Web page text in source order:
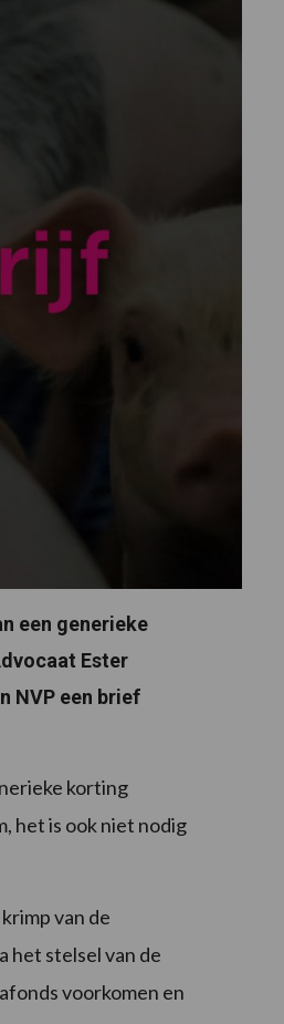
een generieke
Ester
NVP een brief
korting
het is ook niet nodig
van de
het stelsel van de
voorkomen en